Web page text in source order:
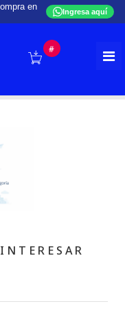
en
Ingresa aquí
#